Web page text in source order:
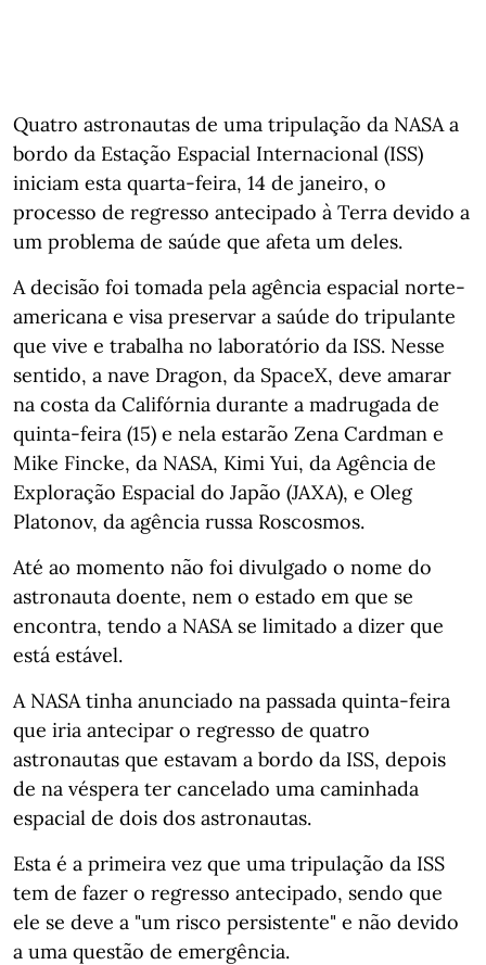
Quatro astronautas de uma tripulação da NASA a
bordo da Estação Espacial Internacional (ISS)
iniciam esta quarta-feira, 14 de janeiro, o
processo de regresso antecipado à Terra devido a
um problema de saúde que afeta um deles.
A decisão foi tomada pela agência espacial norte-
americana e visa preservar a saúde do tripulante
que vive e trabalha no laboratório da ISS. Nesse
sentido, a nave Dragon, da SpaceX, deve amarar
na costa da Califórnia durante a madrugada de
quinta-feira (15) e nela estarão Zena Cardman e
Mike Fincke, da NASA, Kimi Yui, da Agência de
Exploração Espacial do Japão (JAXA), e Oleg
Platonov, da agência russa Roscosmos.
Até ao momento não foi divulgado o nome do
astronauta doente, nem o estado em que se
encontra, tendo a NASA se limitado a dizer que
está estável.
A NASA tinha anunciado na passada quinta-feira
que iria antecipar o regresso de quatro
astronautas que estavam a bordo da ISS, depois
de na véspera ter cancelado uma caminhada
espacial de dois dos astronautas.
Esta é a primeira vez que uma tripulação da ISS
tem de fazer o regresso antecipado, sendo que
ele se deve a "um risco persistente" e não devido
a uma questão de emergência.